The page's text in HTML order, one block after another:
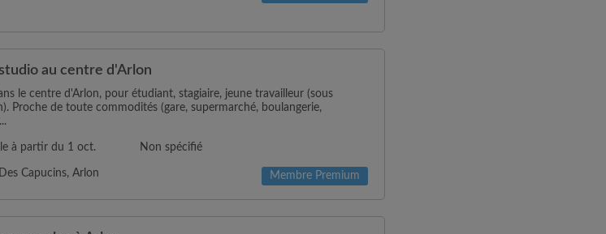
au centre d'Arlon
le centre d'Arlon, pour étudiant, stagiaire, jeune travailleur (sous
Proche de toute commodités (gare, supermarché, boulangerie,
à partir du 1 oct. Non spécifié
Capucins, Arlon Membre Premium